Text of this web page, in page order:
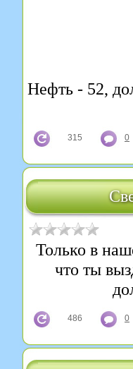
Нефть - 52,
315 0
Только в
что ты
486 0